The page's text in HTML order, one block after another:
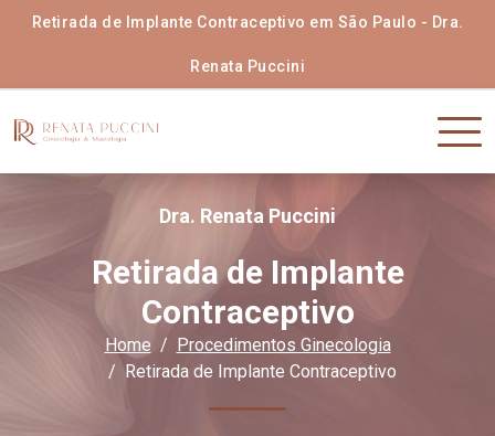
Retirada de Implante Contraceptivo em São Paulo - Dra.
Renata Puccini
Dra. Renata Puccini
Retirada de Implante
Contraceptivo
Home
Procedimentos Ginecologia
Retirada de Implante Contraceptivo